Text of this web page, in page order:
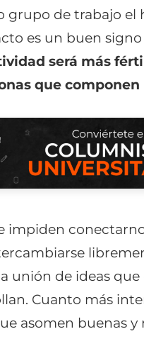
grupo de trabajo el
es un buen
será más fé
que componen
impiden
unión de ideas
Cuanto más
asomen buenas y